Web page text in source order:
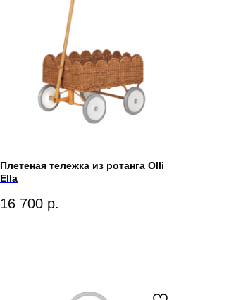
Плетеная тележка из ротанга Olli
Ella
16 700 р.